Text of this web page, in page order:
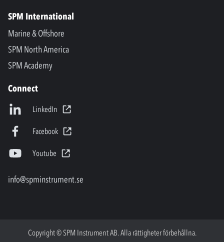
SPM International
Marine & Offshore
SPM North America
SPM Academy
Connect
LinkedIn
Facebook
Youtube
info@spminstrument.se
Copyright © SPM Instrument AB. Alla rättigheter förbehållna.